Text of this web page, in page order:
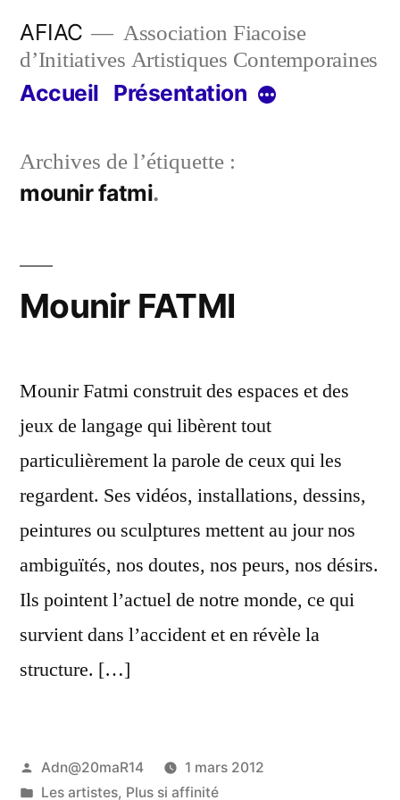
contenu
AFIAC
Association Fiacoise
d’Initiatives Artistiques Contemporaines
Accueil Présentation Plus
Archives de l’étiquette :
mounir fatmi
Mounir FATMI
Mounir Fatmi construit des espaces et des
jeux de langage qui libèrent tout
particulièrement la parole de ceux qui les
regardent. Ses vidéos, installations, dessins,
peintures ou sculptures mettent au jour nos
ambiguïtés, nos doutes, nos peurs, nos désirs.
Ils pointent l’actuel de notre monde, ce qui
survient dans l’accident et en révèle la
structure. […]
Publié
par
Adn@20maR14
1 mars 2012
Publié
Les artistes, Plus si affinité